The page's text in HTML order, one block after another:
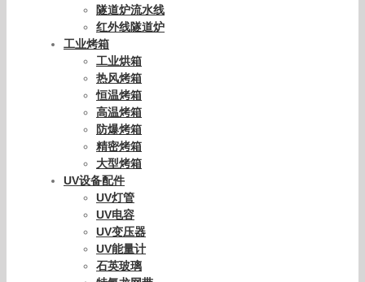
隧道炉流水线
红外线隧道炉
工业烤箱
工业烘箱
热风烤箱
恒温烤箱
高温烤箱
防爆烤箱
精密烤箱
大型烤箱
UV设备配件
UV灯管
UV电容
UV变压器
UV能量计
石英玻璃